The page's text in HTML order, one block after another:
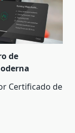
de
Certificado de